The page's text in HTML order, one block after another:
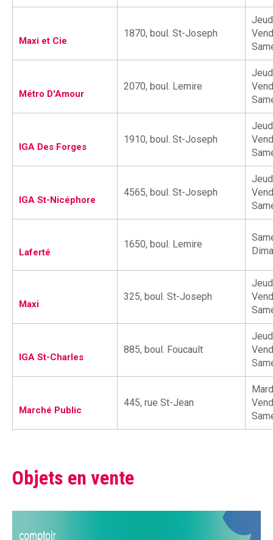
Activités de financement -
campagne annuelle
Objets promotionnels
Tirage en Entreprises
Guignolée
Partenaires de la Guignolée
Résultats - Guignolée
Loto-Guignolée
Règlements
Défi Entreprises
Défi Entreprises
Maxi et Cie
1870, boul. St-Joseph
Métro D'Amour
2070, boul. Lemire
IGA Des Forges
1910, boul. St-Joseph
IGA St-Nicéphore
4565, boul. St-Joseph
Laferté
1650, boul. Lemire
Maxi
325, boul. St-Joseph
IGA St-Charles
885, boul. Foucault
Marché Public
445, rue St-Jean
Objets en vente